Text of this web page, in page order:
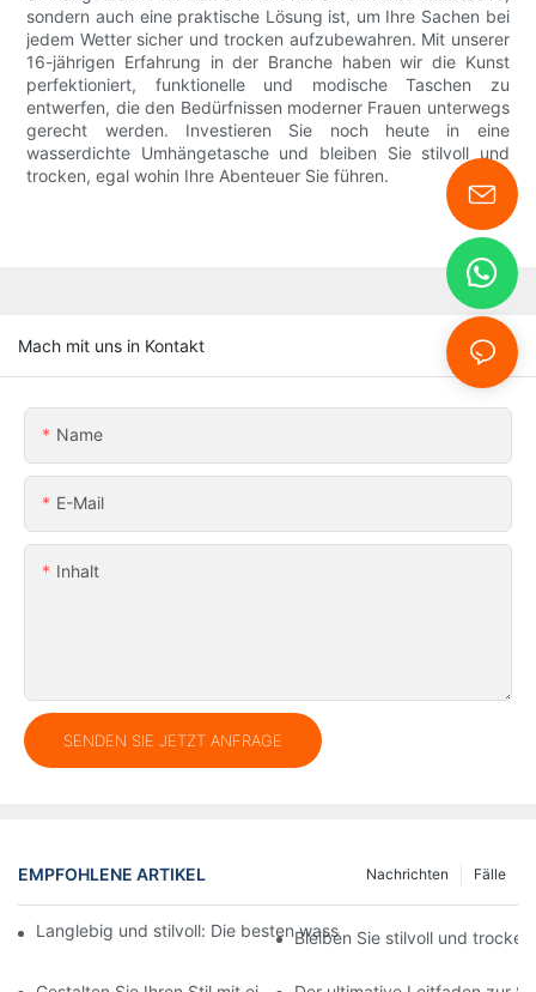
sondern auch eine praktische Lösung ist, um Ihre Sachen bei
jedem Wetter sicher und trocken aufzubewahren. Mit unserer
16-jährigen Erfahrung in der Branche haben wir die Kunst
perfektioniert, funktionelle und modische Taschen zu
entwerfen, die den Bedürfnissen moderner Frauen unterwegs
gerecht werden. Investieren Sie noch heute in eine
wasserdichte Umhängetasche und bleiben Sie stilvoll und
trocken, egal wohin Ihre Abenteuer Sie führen.
Mach mit uns in Kontakt
Name
E-Mail
Inhalt
SENDEN SIE JETZT ANFRAGE
EMPFOHLENE ARTIKEL Fälle
Nachrichten
Langlebig und stilvoll: Die besten wasserdichten Messenger-
Bleiben Sie stilvoll und